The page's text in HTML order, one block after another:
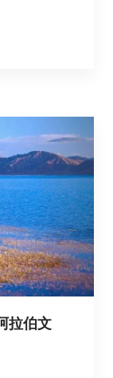
拉伯文